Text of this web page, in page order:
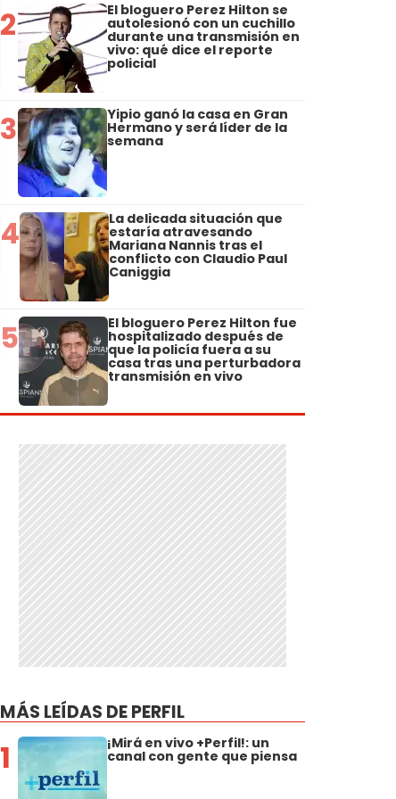
2 El bloguero Perez Hilton se
autolesionó con un cuchillo
durante una transmisión en
vivo: qué dice el reporte
policial
3 Yipio ganó la casa en Gran
Hermano y será líder de la
semana
4 La delicada situación que
estaría atravesando
Mariana Nannis tras el
conflicto con Claudio Paul
Caniggia
5 El bloguero Perez Hilton fue
hospitalizado después de
que la policía fuera a su
casa tras una perturbadora
transmisión en vivo
MÁS LEÍDAS DE PERFIL
1 ¡Mirá en vivo +Perfil!: un
canal con gente que piensa